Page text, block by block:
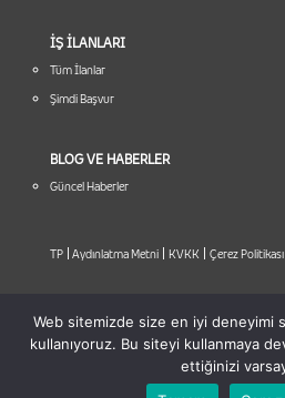
İŞ İLANLARI
Tüm İlanlar
Şimdi Başvur
BLOG VE HABERLER
Güncel Haberler
TP| Aydınlatma Metni| KVKK| Çerez Politikası
Web sitemizde size en iyi deneyimi
kullanıyoruz. Bu siteyi kullanmaya
ettiğinizi